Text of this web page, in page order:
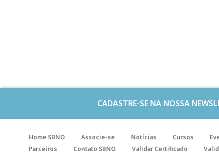
CADASTRE-SE NA NOSSA
Home SBNO Associe-se Notícias Cursos
Parceiros
Contato SBNO Validar Certificado